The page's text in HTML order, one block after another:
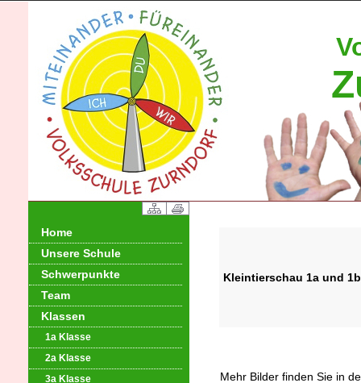
Home
Unsere Schule
Schwerpunkte
Team
Klassen
1a Klasse
2a Klasse
3a Klasse
Kleintierschau 1a und 1b
Mehr Bilder finden Sie in